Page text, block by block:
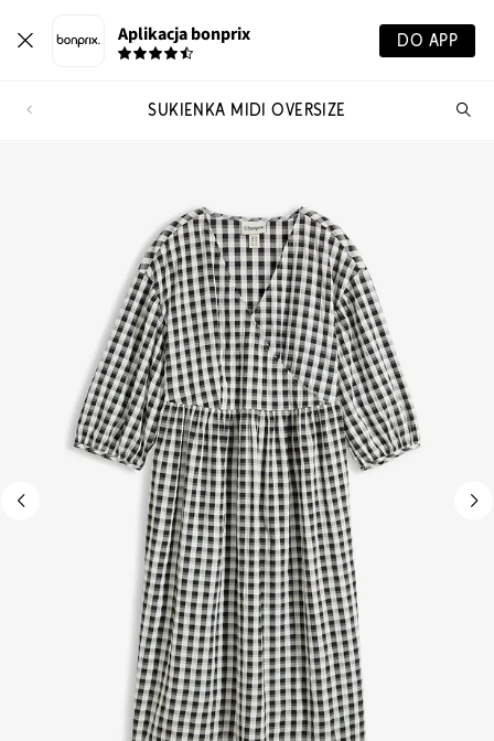
Aplikacja bonprix DO APP
SUKIENKA MIDI OVERSIZE